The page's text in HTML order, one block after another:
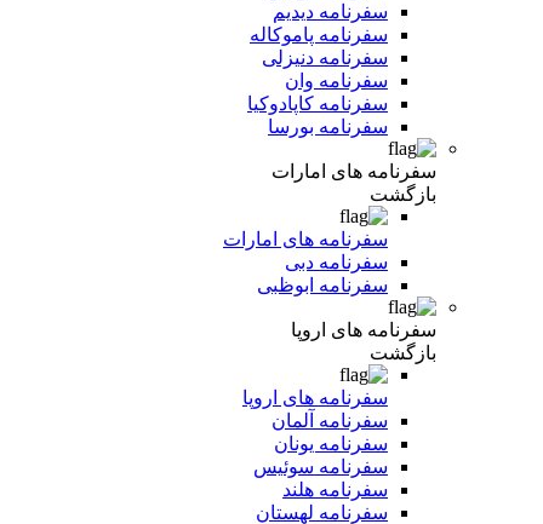
سفرنامه دیدیم
سفرنامه پاموکاله
سفرنامه دنیزلی
سفرنامه وان
سفرنامه کاپادوکیا
سفرنامه بورسا
سفرنامه های امارات
بازگشت
سفرنامه های امارات
سفرنامه دبی
سفرنامه ابوظبی
سفرنامه های اروپا
بازگشت
سفرنامه های اروپا
سفرنامه آلمان
سفرنامه یونان
سفرنامه سوئیس
سفرنامه هلند
سفرنامه لهستان